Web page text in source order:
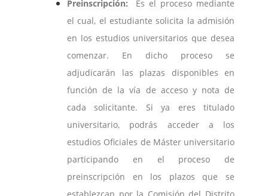
Preinscripción:
Es el proceso mediante
el cual, el estudiante solicita la admisión
en los estudios universitarios que desea
comenzar. En dicho proceso se
adjudicarán las plazas disponibles en
función de la vía de acceso y nota de
cada solicitante. Si ya eres titulado
universitario, podrás acceder a los
estudios Oficiales de Máster universitario
participando en el proceso de
preinscripción en los plazos que se